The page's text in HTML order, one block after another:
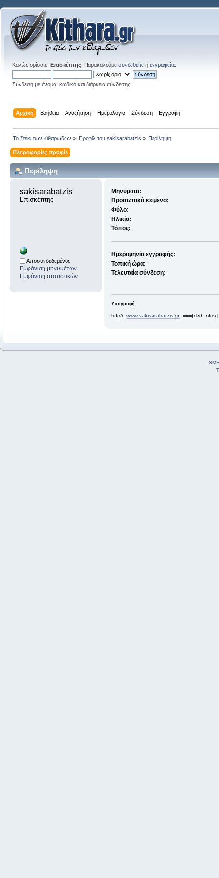
Καλώς ορίσατε, Επισκέπτης . Παρακαλούμε συνδεθείτε ή εγγραφείτε
Σύνδεση με όνομα, κωδικό και διάρκεια σύνδεσης
Αρχική Βοήθεια Αναζήτηση Ημερολόγιο Σύνδεση Εγγραφή
Το Στέκι των Κιθαρωδών » Προφίλ του sakisarabatzis » Περίληψη
Πληροφορίες προφίλ
Περίληψη
sakisarabatzis
Επισκέπτης
Αποσυνδεδεμένος
Εμφάνιση μηνυμάτων
Εμφάνιση στατιστικών
Μηνύματα:
Προσωπικό κείμενο:
Φύλο:
Ηλικία:
Τόπος:
Ημερομηνία εγγραφής:
Τοπική ώρα:
Τελευταία σύνδεση:
Υπογραφή:
http// www.sakisarabatzis.gr==={dvd-fotos]